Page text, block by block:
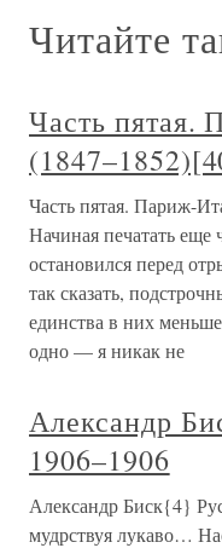
Читайте
Часть пятая.
Часть пятая. Париж-
Начиная печатать еще
остановился перед
так сказать,
единства в них
одно — я никак не
Александр
1906–1906
Александр Биск{4}
мудрствуя лукаво…